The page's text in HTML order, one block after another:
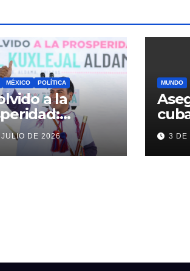
MÉXICO POLÍTICA
a la
Ramírez
la
de
DE 2026
MUNDO
3 DE